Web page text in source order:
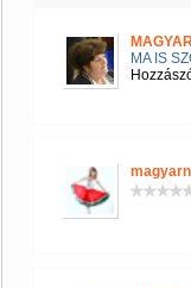
MA IS